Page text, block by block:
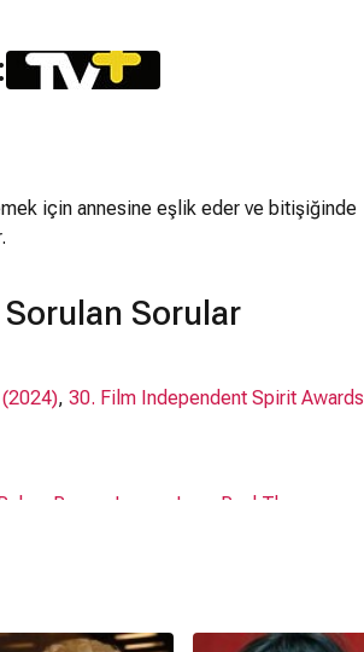
için annesine eşlik eder ve bitişiğinde
Sorulan Sorular
, 30. Film Independent Spirit Awards
Payne Lucas Jaye Paul Thureen